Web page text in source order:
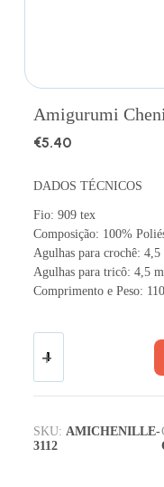
Amigurumi
€5.40
DADOS TÉCNICOS
Fio: 909 tex
Composição: 100%
Agulhas para crochê:
Agulhas para tricô: 4,5
Comprimento e Peso:
SKU: AMICHENILLE-
3112